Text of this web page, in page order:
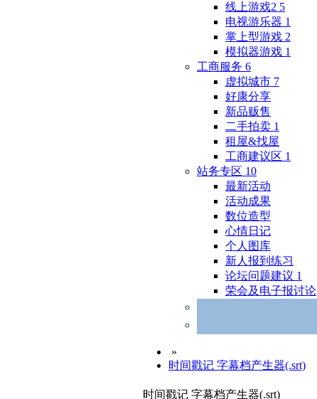
线上游戏2 5
电视游乐器 1
掌上型游戏 2
模拟器游戏 1
工商服务 6
虚拟城市 7
好康分享
新品贩售
二手拍卖 1
租屋&找屋
工商建议区 1
站务专区 10
最新活动
活动成果
数位造型
心情日记
个人图库
新人报到练习
论坛问题建议 1
荣会及电子报讨论
»
时间戳记 字幕档产生器(.srt)
时间戳记 字幕档产生器(.srt)